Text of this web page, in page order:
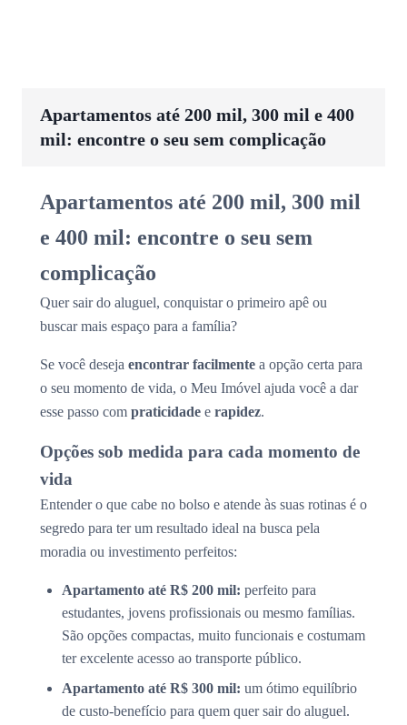
Apartamentos até 200 mil, 300 mil e 400
mil: encontre o seu sem complicação
Apartamentos até 200 mil, 300 mil
e 400 mil: encontre o seu sem
complicação
Quer sair do aluguel, conquistar o primeiro apê ou
buscar mais espaço para a família?
Se você deseja encontrar facilmente a opção certa para
o seu momento de vida, o Meu Imóvel ajuda você a dar
esse passo com praticidade e rapidez.
Opções sob medida para cada momento de
vida
Entender o que cabe no bolso e atende às suas rotinas é o
segredo para ter um resultado ideal na busca pela
moradia ou investimento perfeitos:
Apartamento até R$ 200 mil: perfeito para
estudantes, jovens profissionais ou mesmo famílias.
São opções compactas, muito funcionais e costumam
ter excelente acesso ao transporte público.
Apartamento até R$ 300 mil: um ótimo equilíbrio
de custo-benefício para quem quer sair do aluguel.